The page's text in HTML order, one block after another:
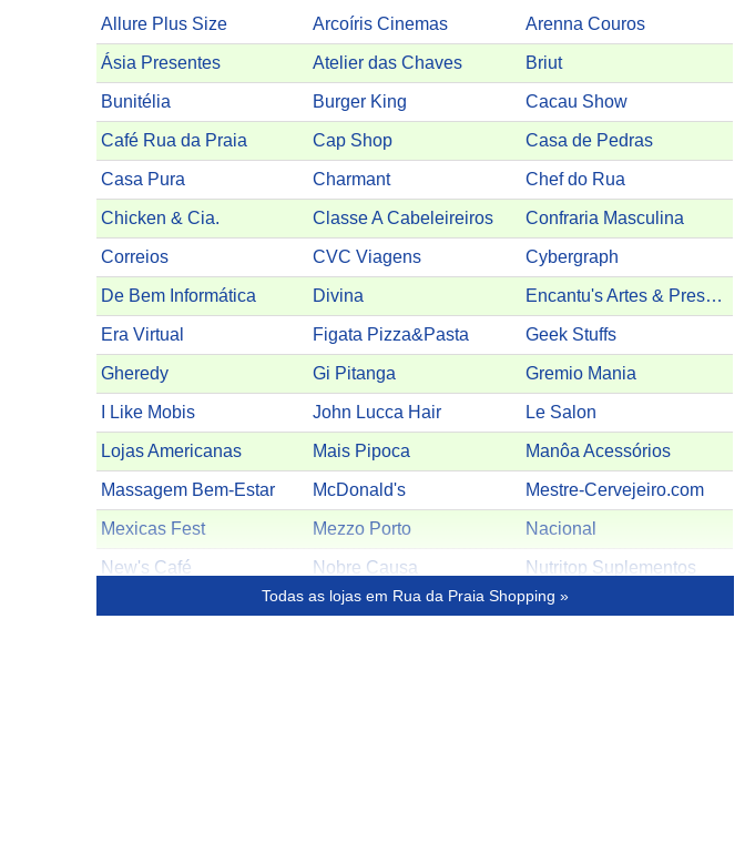
Allure Plus Size Arcoíris Cinemas Arenna Couros
Ásia Presentes Atelier das Chaves Briut
Bunitélia Burger King Cacau Show
Café Rua da Praia Cap Shop Casa de Pedras
Casa Pura Charmant Chef do Rua
Chicken & Cia. Classe A Cabeleireiros Confraria Masculina
Correios CVC Viagens Cybergraph
De Bem Informática Divina Encantu's Artes & Presentes
Era Virtual Figata Pizza&Pasta Geek Stuffs
Gheredy Gi Pitanga Gremio Mania
I Like Mobis John Lucca Hair Le Salon
Lojas Americanas Mais Pipoca Manôa Acessórios
Massagem Bem-Estar McDonald's Mestre-Cervejeiro.com
Mexicas Fest Mezzo Porto Nacional
New's Café Nobre Causa Nutritop Suplementos
Panvel Farmácias Paquetá Calçados
Todas as lojas em Rua da Praia Shopping »